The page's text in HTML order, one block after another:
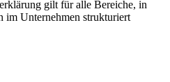
gilt für alle Bereiche, in
im Unternehmen strukturiert